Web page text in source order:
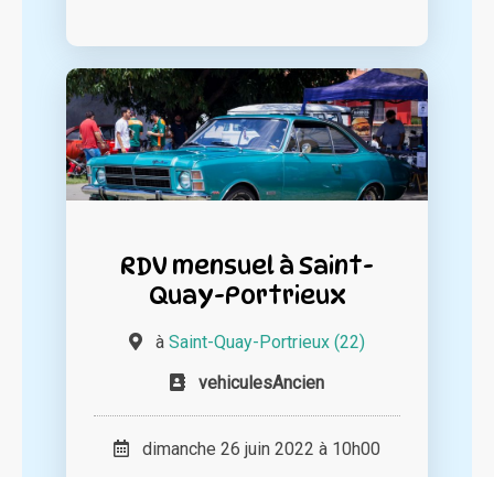
RDV mensuel à Saint-
Quay-Portrieux
à Saint-Quay-Portrieux (22)
vehiculesAncien
dimanche 26 juin 2022 à 10h00